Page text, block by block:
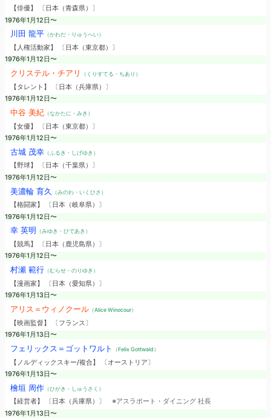
【俳優】 〔日本（青森県）〕
1976年1月12日〜
川田 龍平（かわだ・りゅうへい）
【人権活動家】 〔日本（東京都）〕
1976年1月12日〜
クリステル・チアリ （くりすてる・ちあり）
【タレント】 〔日本（兵庫県）〕
1976年1月12日〜
中谷 美紀（なかたに・みき）
【女優】 〔日本（東京都）〕
1976年1月12日〜
古城 茂幸（ふるき・しげゆき）
【野球】 〔日本（千葉県）〕
1976年1月12日〜
美濃輪 育久 （みのわ・いくひさ）
【格闘家】 〔日本（岐阜県）〕
1976年1月12日〜
幸 英明 （みゆき・ひであき）
【競馬】 〔日本（鹿児島県）〕
1976年1月12日〜
村瀬 範行（むらせ・のりゆき）
【漫画家】 〔日本（愛知県）〕
1976年1月13日〜
アリス＝ウィノクール（Alice Winocour）
【映画監督】 〔フランス〕
1976年1月13日〜
フェリックス＝ゴットワルト （Felix Gottwald）
【ノルディックスキー/複合】 〔オーストリア〕
1976年1月13日〜
檜垣 周作（ひがき・しゅうさく）
【経営者】 〔日本（兵庫県）〕 ※アスラポート・ダイニング 社長
1976年1月13日〜